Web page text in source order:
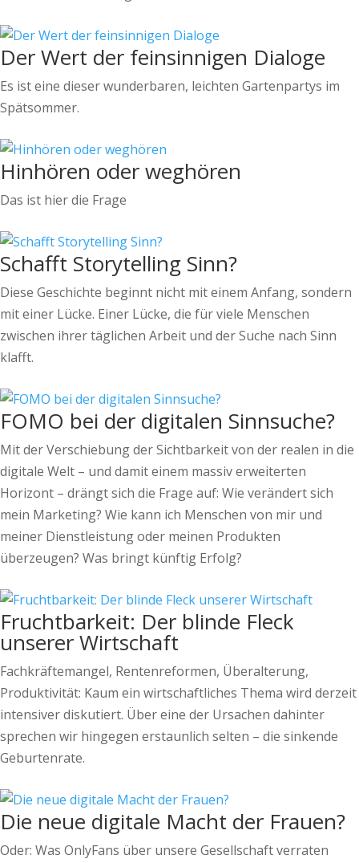
Der Wert der feinsinnigen Dialoge
Es ist eine dieser wunderbaren, leichten Gartenpartys im
Spätsommer.
Hinhören oder weghören
Das ist hier die Frage
Schafft Storytelling Sinn?
Diese Geschichte beginnt nicht mit einem Anfang, sondern
mit einer Lücke. Einer Lücke, die für viele Menschen
zwischen ihrer täglichen Arbeit und der Suche nach Sinn
klafft.
FOMO bei der digitalen Sinnsuche?
Mit der Verschiebung der Sichtbarkeit von der realen in die
digitale Welt – und damit einem massiv erweiterten
Horizont – drängt sich die Frage auf: Wie verändert sich
mein Marketing? Wie kann ich Menschen von mir und
meiner Dienstleistung oder meinen Produkten
überzeugen? Was bringt künftig Erfolg?
Fruchtbarkeit: Der blinde Fleck
unserer Wirtschaft
Fachkräftemangel, Rentenreformen, Überalterung,
Produktivität: Kaum ein wirtschaftliches Thema wird derzeit
intensiver diskutiert. Über eine der Ursachen dahinter
sprechen wir hingegen erstaunlich selten – die sinkende
Geburtenrate.
Die neue digitale Macht der Frauen?
Oder: Was OnlyFans über unsere Gesellschaft verraten